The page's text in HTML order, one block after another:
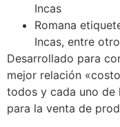
Incas
Romana
Incas, entre
Desarrollado para
mejor relación
todos y cada uno de
para la venta de